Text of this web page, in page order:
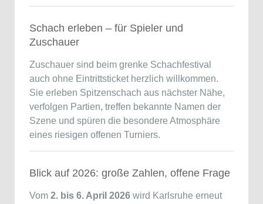
Schach erleben – für Spieler und
Zuschauer
Zuschauer sind beim grenke Schachfestival
auch ohne Eintrittsticket herzlich willkommen.
Sie erleben Spitzenschach aus nächster Nähe,
verfolgen Partien, treffen bekannte Namen der
Szene und spüren die besondere Atmosphäre
eines riesigen offenen Turniers.
Blick auf 2026: große Zahlen, offene Frage
Vom 2. bis 6. April 2026 wird Karlsruhe erneut